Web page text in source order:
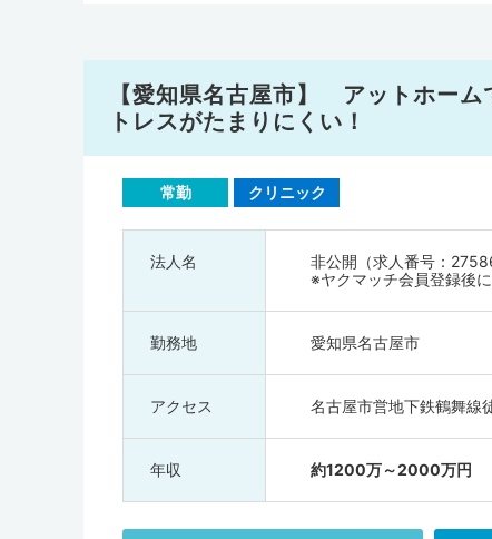
【愛知県名古屋市】 アットホー
トレスがたまりにくい！
常勤 クリニック
法人名
非公開（求人番号：
※ヤクマッチ会員登録後
勤務地 愛知県名古屋市
アクセス 名古屋市営地下鉄鶴舞線
年収 約1200万～2000万円